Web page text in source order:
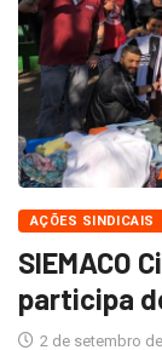
AÇÕES SINDICAIS
SIEMACO
participa
2 de setembro